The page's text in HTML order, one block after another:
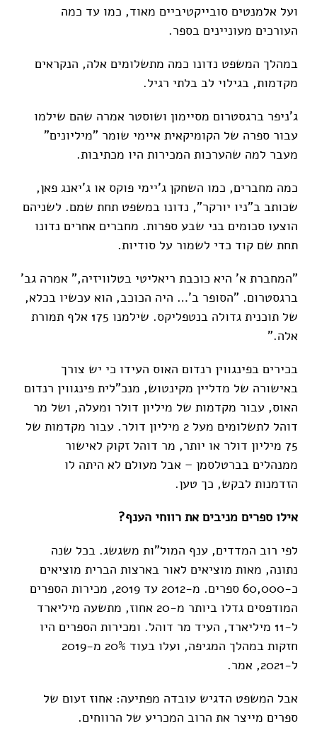
ועל אלמנטים סובייקטיביים מאוד, כמו עד כמה
העורכים מעוניינים בספר.
במהלך המשפט נדונו כמה מתשלומים אלה, הנקראים
מקדמות, בגילוי לב בלתי רגיל.
ג'ניפר ברגסטרום מסיימון ושוסטר אמרה שהם שילמו
עבור ספרה של הקומיקאית איימי שומר "מיליונים"
מעבר למה שהערכות המכירות היו מכתיבות.
כמה מחברים, כמו השחקן ג'יימי פוקס או ג'יאנג פאן,
שכותב ב"ניו יורקר", נדונו במשפט תחת שמם. לשניהם
הוצעו סכומים בני שבע ספרות. מחברים אחרים נדונו
תחת שם קוד כדי לשמור על סודיות.
"המחברת א' היא כוכבת ריאליטי בטלוויזיה," אמרה גב'
ברגסטרום. "הסופר ב'… היה הכוכב, הוא עכשיו בכלא,
של תוכנית גדולה בנטפליקס. שילמנו 175 אלף תמורת
אלה."
בכירים בפינגווין רנדום האוס העידו כי יש צורך
באישורה של מדליין מקינטוש, מנכ"לית פינגווין רנדום
האוס, עבור מקדמות של מיליון דולר ומעלה, ושל מר
דוהל לתשלומים מעל 2 מיליון דולר. עבור מקדמות של
75 מיליון דולר או יותר, מר דוהל זקוק לאישור
ממנהלים בברטלסמן – אבל מעולם לא היתה לו
הזדמנות לבקש, כך טען.
אילו ספרים מניבים את רווחי הענף?
לפי רוב המדדים, ענף המול"ות משגשג. בכל שנה
נתונה, מאות מוציאים לאור בארצות הברית מוציאים
כ-60,000 ספרים. מ-2012 עד 2019, מכירות הספרים
המודפסים גדלו ביותר מ-20 אחוז, מתשעה מיליארד
ל-11 מיליארד, העיד מר דוהל. ומכירות הספרים היו
חזקות במהלך המגיפה, ועלו בעוד 20% מ-2019
ל-2021, אמר.
אבל המשפט הדגיש עובדה מפתיעה: אחוז זעום של
ספרים מייצר את הרוב המכריע של הרווחים.